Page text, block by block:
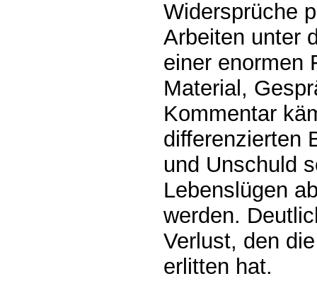
Widersprüche
Arbeiten unter
einer enormen
Material,
Kommentar
differenzierten
und Unschuld
Lebenslügen
werden.
Verlust, den
erlitten hat.